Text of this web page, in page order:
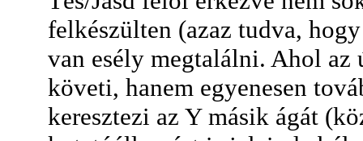
felkészülten (azaz tudva,
van esély megtalálni. Ahol az
követi, hanem egyenesen
keresztezi az Y másik ágát